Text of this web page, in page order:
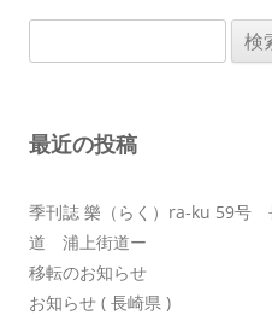
ョ
索:
最近の投稿
季刊誌 樂（らく）ra-ku 59号
道 浦上街道ー
移転のお知らせ
お知らせ ( 長崎県 )